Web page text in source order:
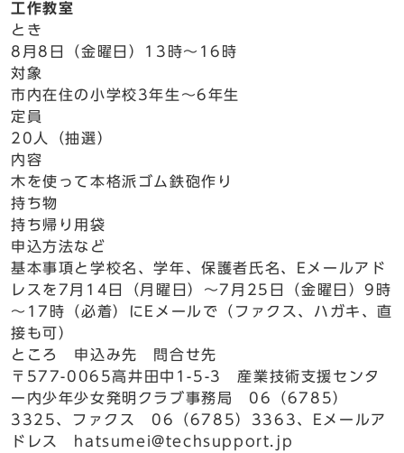
工作教室
とき
8月8日（金曜日）13時～16時
対象
市内在住の小学校3年生～6年生
定員
20人（抽選）
内容
木を使って本格派ゴム鉄砲作り
持ち物
持ち帰り用袋
申込方法など
基本事項と学校名、学年、保護者氏名、Eメールアド
レスを7月14日（月曜日）～7月25日（金曜日）9時
～17時（必着）にEメールで（ファクス、ハガキ、直
接も可）
ところ 申込み先 問合せ先
〒577-0065高井田中1-5-3 産業技術支援センタ
ー内少年少女発明クラブ事務局 06（6785）
3325、ファクス 06（6785）3363、Eメールア
ドレス hatsumei@techsupport.jp